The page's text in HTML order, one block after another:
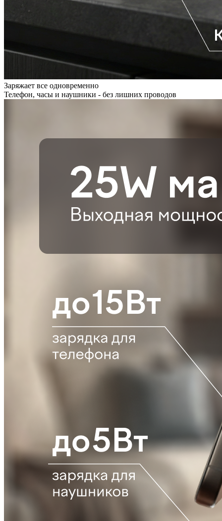
Заряжает все одновременно
Телефон, часы и наушники - без лишних проводов